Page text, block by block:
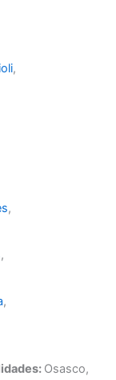
,
,
,
,
Osasco,